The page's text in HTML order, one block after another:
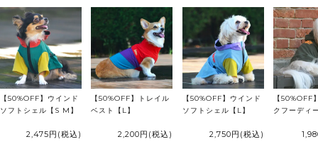
【50%OFF】ウインド
ソフトシェル【S M】
2,475円 (税込)
【50%OFF】トレイル
ベスト【L】
2,200円 (税込)
【50%OFF】ウインド
ソフトシェル【L】
2,750円 (税込)
【50%OFF
クフーディ